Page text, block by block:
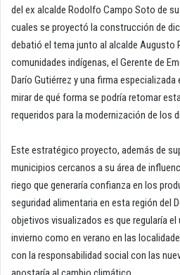
del ex alcalde Rodolfo Campo Soto de su
cuales se proyectó la construcción de
debatió el tema junto al alcalde Augusto
comunidades indígenas, el Gerente de
Darío Gutiérrez y una firma
mirar de qué forma se podría retomar
requeridos para la modernización de los
Este estratégico proyecto, además de
municipios cercanos a su área de
riego que generaría confianza en los
seguridad alimentaria en esta región del
objetivos visualizados es que regularía
invierno como en verano en las
con la responsabilidad social con las